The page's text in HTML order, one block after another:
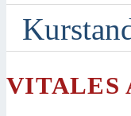
VITALES